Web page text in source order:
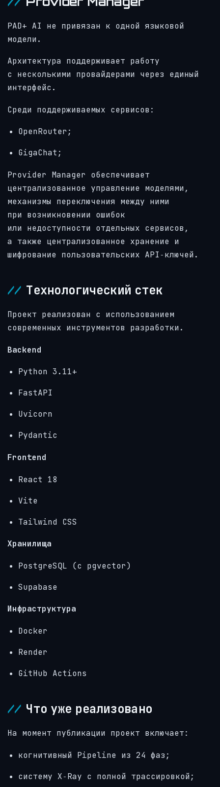
PAD+ AI не привязан к одной языковой
модели.
Архитектура поддерживает работу
с несколькими провайдерами через единый
интерфейс.
Среди поддерживаемых сервисов:
OpenRouter;
GigaChat;
Provider Manager обеспечивает
централизованное управление моделями,
механизмы переключения между ними
при возникновении ошибок
или недоступности отдельных сервисов,
а также централизованное хранение и
шифрование пользовательских API‑ключей.
Технологический стек
Проект реализован с использованием
современных инструментов разработки.
Backend
Python 3.11+
FastAPI
Uvicorn
Pydantic
Frontend
React 18
Vite
Tailwind CSS
Хранилища
PostgreSQL (с pgvector)
Supabase
Инфраструктура
Docker
Render
GitHub Actions
Что уже реализовано
На момент публикации проект включает:
когнитивный Pipeline из 24 фаз;
систему X‑Ray с полной трассировкой;